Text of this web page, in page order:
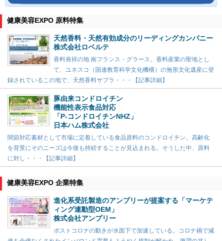
健康美容EXPO 原料特集
天然香料・天然有効成分のリーディングカンパニー
株式会社ロベルテ
香料発祥の地 南フランス・グラース。香料産業の聖地とし
て、ユネスコ（国連教育科学文化機構）の無形文化遺産に登
録されているこの地で、天然香料サプラ・・・【記事詳細】
豚由来コンドロイチン
機能性表示食品対応
「P-コンドロイチンNHZ」
日本ハム株式会社
関節対応素材として市場に定着している食品原料のコンドロイチン。高齢化
を背景にそのニーズは今後も持続することが見込まれる。そうした中、原料
に対し・・・【記事詳細】
健康美容EXPO 企業特集
進化系受託製造のアンプリーが提案する「マーケテ
ィング連動型OEM」
株式会社アンプリー
ポストコロナの動きが水面下で加速している。コロナ禍で減